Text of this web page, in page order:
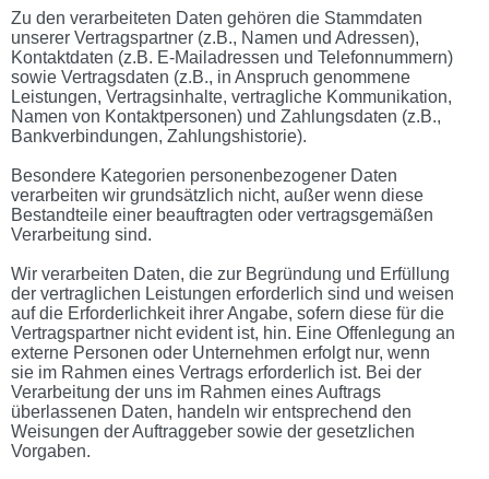
Zu den verarbeiteten Daten gehören die Stammdaten
unserer Vertragspartner (z.B., Namen und Adressen),
Kontaktdaten (z.B. E-Mailadressen und Telefonnummern)
sowie Vertragsdaten (z.B., in Anspruch genommene
Leistungen, Vertragsinhalte, vertragliche Kommunikation,
Namen von Kontaktpersonen) und Zahlungsdaten (z.B.,
Bankverbindungen, Zahlungshistorie).
Besondere Kategorien personenbezogener Daten
verarbeiten wir grundsätzlich nicht, außer wenn diese
Bestandteile einer beauftragten oder vertragsgemäßen
Verarbeitung sind.
Wir verarbeiten Daten, die zur Begründung und Erfüllung
der vertraglichen Leistungen erforderlich sind und weisen
auf die Erforderlichkeit ihrer Angabe, sofern diese für die
Vertragspartner nicht evident ist, hin. Eine Offenlegung an
externe Personen oder Unternehmen erfolgt nur, wenn
sie im Rahmen eines Vertrags erforderlich ist. Bei der
Verarbeitung der uns im Rahmen eines Auftrags
überlassenen Daten, handeln wir entsprechend den
Weisungen der Auftraggeber sowie der gesetzlichen
Vorgaben.